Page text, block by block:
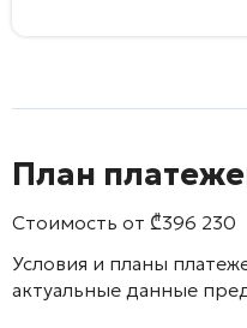
План
Стоимость от ₾396 230
Условия и планы
актуальные данные